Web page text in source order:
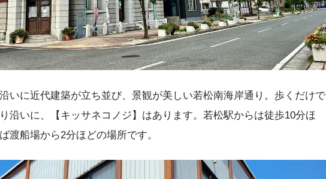
いに近代建築が立ち並び、景観が美しい若松南海岸通り。歩くだけで
沿いに、【キッサネコノジ】はあります。若松駅からは徒歩10分ほ
渡船場から2分ほどの場所です。